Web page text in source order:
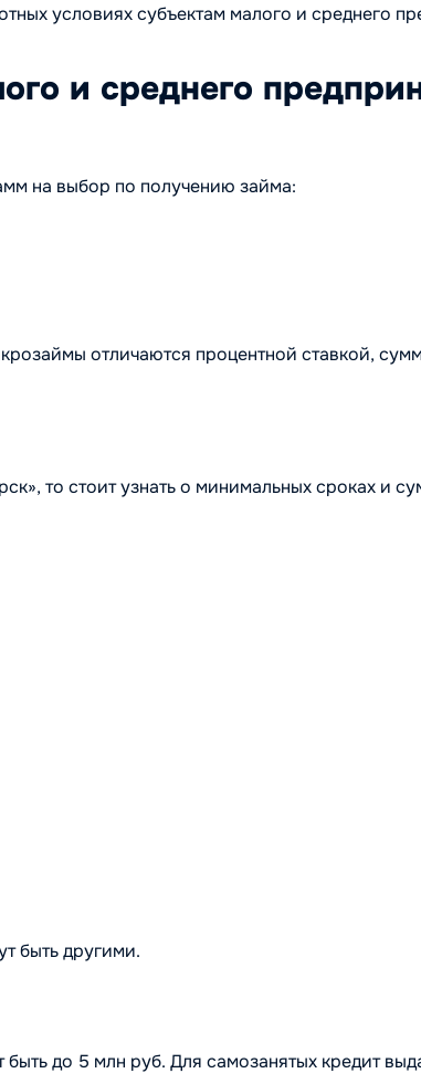
условиях субъектам малого и среднего
и среднего
на выбор по получению займа:
отличаются процентной ставкой,
то стоит узнать о минимальных сроках и
быть другими.
до 5 млн руб. Для самозанятых кредит